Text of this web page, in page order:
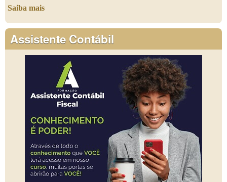
Saiba mais
Assistente Contábil